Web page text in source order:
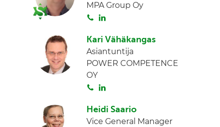
a
e
n
MPA Group Oy
S
i
t
a
n
k
e
Kari Vähäkangas
Asiantuntija
POWER COMPETENCE
OY
S
i
t
n
k
Heidi Saario
Vice General Manager